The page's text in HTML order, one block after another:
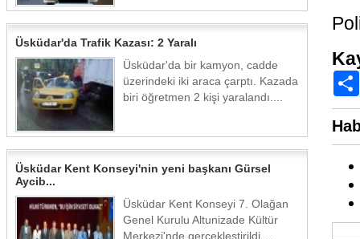
Üsküdar'da Trafik Kazası: 2 Yaralı
Üsküdar'da bir kamyon, cadde
üzerindeki iki araca çarptı. Kazada
biri öğretmen 2 kişi yaralandı....
Üsküdar Kent Konseyi'nin yeni başkanı Gürsel
Aycib...
Üsküdar Kent Konseyi 7. Olağan
Genel Kurulu Altunizade Kültür
Merkezi'nde gerçekleştirildi....